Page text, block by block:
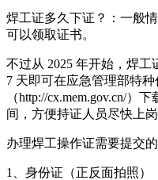
焊工证多久下证？：一般
可以领取证书。
不过从 2025 年开始，焊
7 天即可在应急管理部特
（http://cx.mem.gov.cn/）
间，方便持证人员尽快上岗
办理焊工操作证需要提交
1、身份证（正反面拍照）